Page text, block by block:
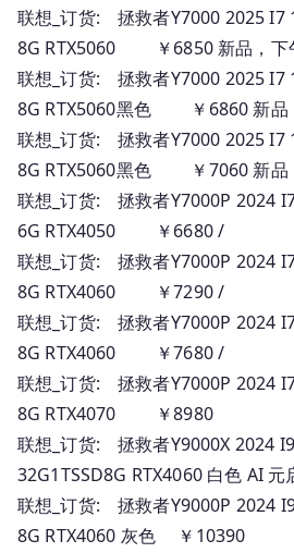
联想_订货: 拯救者Y7000 2025 I7
8G RTX5060 ￥6850 新品，下
联想_订货: 拯救者Y7000 2025 I7
8G RTX5060黑色 ￥6860 新品
联想_订货: 拯救者Y7000 2025 I7
8G RTX5060黑色 ￥7060 新品
联想_订货: 拯救者Y7000P 2024
6G RTX4050 ￥6680 /
联想_订货: 拯救者Y7000P 2024
8G RTX4060 ￥7290 /
联想_订货: 拯救者Y7000P 2024
8G RTX4060 ￥7680 /
联想_订货: 拯救者Y7000P 2024
8G RTX4070 ￥8980
联想_订货: 拯救者Y9000X 2024
32G1TSSD8G RTX4060 白色 AI
联想_订货: 拯救者Y9000P 2024
8G RTX4060 灰色 ￥10390